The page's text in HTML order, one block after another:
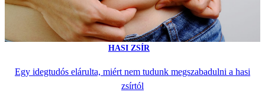
HASI ZSÍR
Egy idegtudós elárulta, miért nem tudunk megszabadulni a hasi
zsírtól